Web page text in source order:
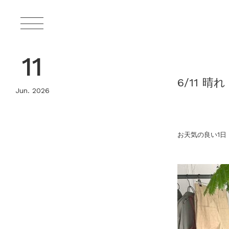
11
Jun. 2026
6/11 晴れ
お天気の良い1日